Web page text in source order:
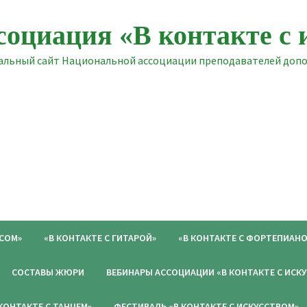
«В контакте с
сайт Национальной ассоциации преподавателей
«В КОНТАКТЕ С ГИТАРОЙ» «В КОНТАКТЕ С
СОСТАВЫ ЖЮРИ ВЕБИНАРЫ АССОЦИАЦИИ «В КОНТАКТЕ С